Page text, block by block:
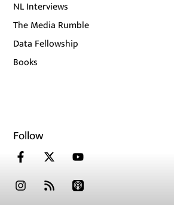
NL Interviews
The Media Rumble
Data Fellowship
Books
Follow